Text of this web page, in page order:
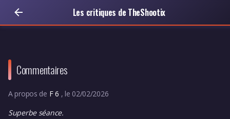
Les critiques de TheShootix
Commentaires
A propos de F 6 , le 02/02/2026
Superbe séance.